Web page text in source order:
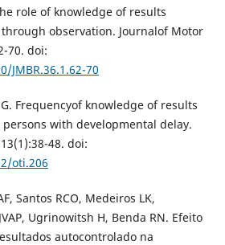
role of knowledge of results
observation. Journalof Motor
70. doi:
JMBR.36.1.62-70
Frequencyof knowledge of results
with developmental delay.
48. doi:
oti.206
Santos RCO, Medeiros LK,
Ugrinowitsh H, Benda RN. Efeito
autocontrolado na